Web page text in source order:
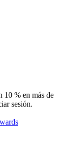
10 % en más de
sesión.